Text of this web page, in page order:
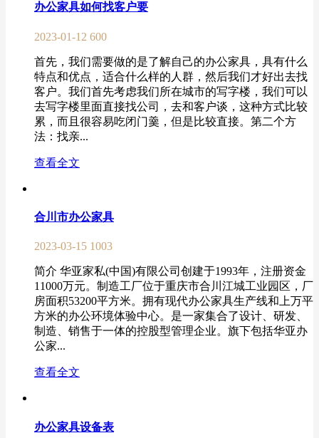
办公家具如何找客户要
2023-01-12 600
首先，我们需要做的是了解自己的办公家具，具有什么
特点和优点，适合什么样的人群，然后我们才好出去找
客户。我们首先考虑我们所在城市的写字楼，我们可以
去写字楼里面直接找公司，去和客户谈，这种方式比较
累，而且很容易吃闭门羹，但是比较直接。第二个方
法：找亲...
查看全文
合川市办公家具
2023-03-15 1003
简介 华亚家私(中国)有限公司创建于1993年，注册资金
11000万元。制造工厂位于重庆市合川江城工业园区，厂
房面积53200平方米。拥有现代办公家具生产线和上万平
方米的办公环境体验中心。是一家集合了设计、研发、
制造、销售于一体的控股型管理企业。旗下包括华亚办
公家...
查看全文
办公家具设备表